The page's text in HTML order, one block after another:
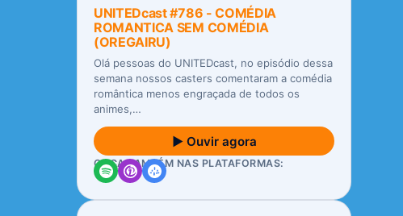
UNITEDcast #786 - COMÉDIA
ROMANTICA SEM COMÉDIA
(OREGAIRU)
Olá pessoas do UNITEDcast, no episódio dessa
semana nossos casters comentaram a comédia
romântica menos engraçada de todos os
animes,…
▶ Ouvir agora
OUÇA TAMBÉM NAS PLATAFORMAS: